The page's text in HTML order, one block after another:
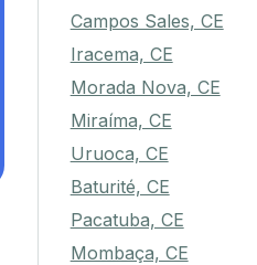
Campos Sales, CE
Iracema, CE
Morada Nova, CE
Miraíma, CE
Uruoca, CE
Baturité, CE
Pacatuba, CE
Mombaça, CE